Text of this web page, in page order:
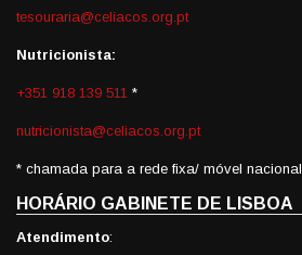
tesouraria@celiacos.org.pt
Nutricionista:
+351 918 139 511 *
nutricionista@celiacos.org.pt
* chamada para a rede fixa/ móvel nacional
HORÁRIO GABINETE DE LISBOA
Atendimento: